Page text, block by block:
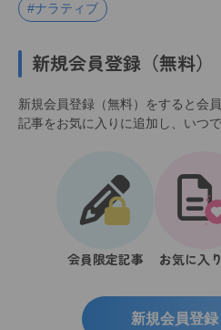
#ナラティブ
新規会員登録（無料）
新規会員登録（無料）をすると会
記事をお気に入りに追加し、いつ
会員限定記事 お気に入
新規会員登録